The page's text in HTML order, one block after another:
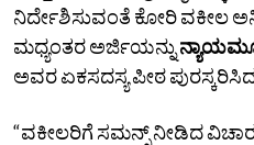
ನಿರ್ದೇಶಿಸುವಂತೆ ಕೋರಿ ವಕೀಲ
ಮಧ್ಯಂತರ ಅರ್ಜಿಯನ್ನು
ಅವರ ಏಕಸದಸ್ಯ ಪೀಠ
“ವಕೀಲರಿಗೆ ಸಮನ್ಸ್‌ ನೀಡಿದ